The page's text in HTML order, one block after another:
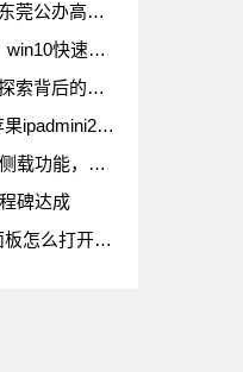
录取率有多少
关闭屏幕方法
背后的真相
现在还能用吗
iPad不在列
碑达成
核显控制面板的方法